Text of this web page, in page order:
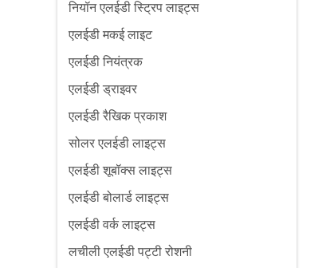
नियॉन एलईडी स्ट्रिप लाइट्स
एलईडी मकई लाइट
एलईडी नियंत्रक
एलईडी ड्राइवर
एलईडी रैखिक प्रकाश
सोलर एलईडी लाइट्स
एलईडी शूबॉक्स लाइट्स
एलईडी बोलार्ड लाइट्स
एलईडी वर्क लाइट्स
लचीली एलईडी पट्टी रोशनी